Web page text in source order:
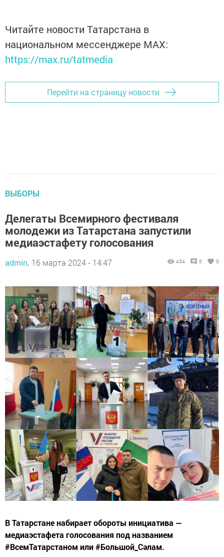
Читайте новости Татарстана в
национальном мессенджере MАХ:
https://max.ru/tatmedia
Перейти на страницу новости
ВЫБОРЫ
Делегаты Всемирного фестиваля
молодежи из Татарстана запустили
медиаэстафету голосования
admin, 16 марта 2024 - 14:47 434 0 0
В Татарстане набирает обороты инициатива —
медиаэстафета голосования под названием
#ВсемТатарстаном или #Большой_Сәлам.